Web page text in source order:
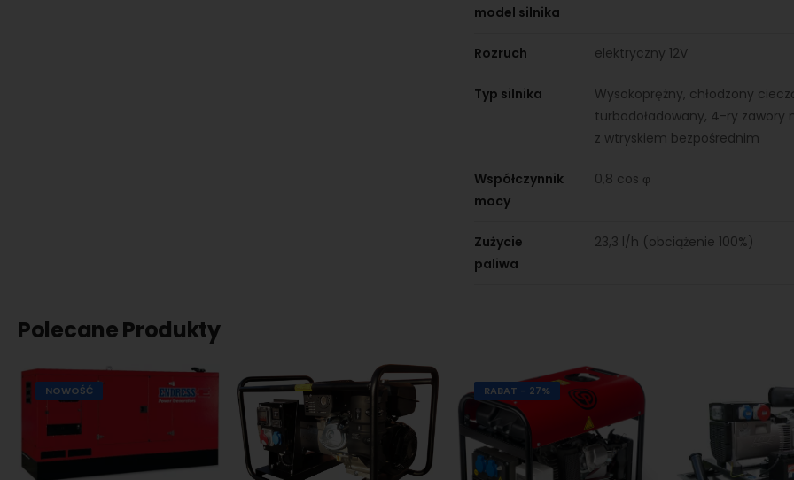
model silnika
Rozruch elektryczny 12V
Typ silnika
Wysokoprężny, chłodzony
turbodoładowany, 4-ry zawory
z wtryskiem bezpośrednim
Współczynnik
mocy
0,8 cos φ
Zużycie
paliwa
23,3 l/h (obciążenie 100%)
Polecane Produkty
NOWOŚĆ RABAT - 27%